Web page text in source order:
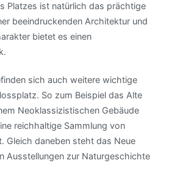
Platzes ist natürlich das prächtige
beeindruckenden Architektur und
bietet es einen
sich auch weitere wichtige
So zum Beispiel das Alte
Neoklassizistischen Gebäude
reichhaltige Sammlung von
Gleich daneben steht das Neue
Ausstellungen zur Naturgeschichte